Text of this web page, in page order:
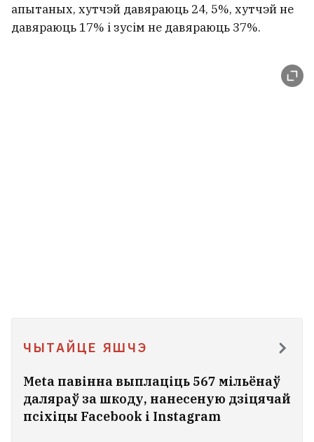
апытаных, хутчэй давяраюць 24, 5%, хутчэй не
давяраюць 17% і зусім не давяраюць 37%.
ЧЫТАЙЦЕ ЯШЧЭ
Meta павінна выплаціць 567 мільёнаў
даляраў за шкоду, нанесеную дзіцячай
псіхіцы Facebook і Instagram